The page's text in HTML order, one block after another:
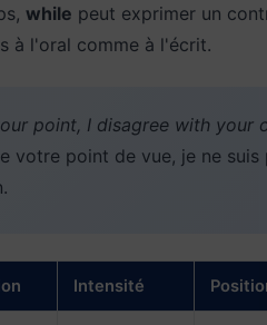
while peut exprimer un
à l'oral comme à l'écrit.
point, I disagree with your
votre point de vue, je ne
Intensité